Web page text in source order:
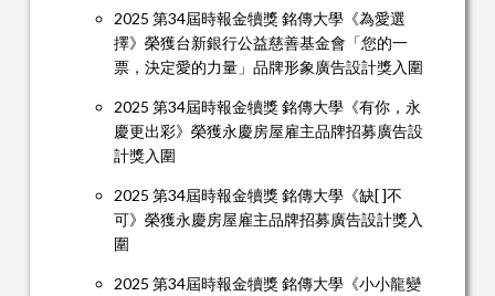
2025 第34屆時報金犢獎 銘傳大學《為愛選
擇》榮獲台新銀行公益慈善基金會「您的一
票，決定愛的力量」品牌形象廣告設計獎入圍
2025 第34屆時報金犢獎 銘傳大學《有你，永
慶更出彩》榮獲永慶房屋雇主品牌招募廣告設
計獎入圍
2025 第34屆時報金犢獎 銘傳大學《缺[ ]不
可》榮獲永慶房屋雇主品牌招募廣告設計獎入
圍
2025 第34屆時報金犢獎 銘傳大學《小小龍變